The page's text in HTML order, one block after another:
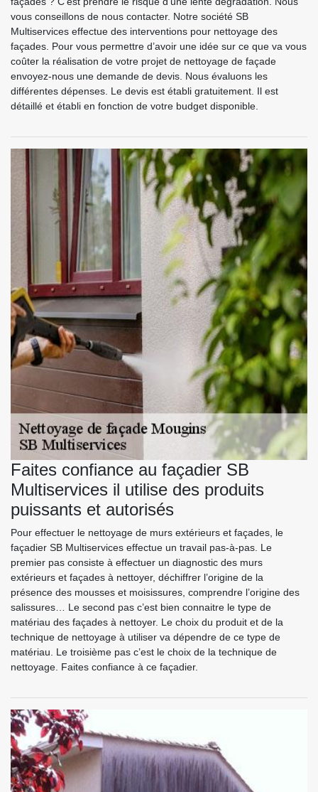
vous conseillons de nous contacter. Notre société SB
Multiservices effectue des interventions pour nettoyage des
façades. Pour vous permettre d’avoir une idée sur ce que va vous
coûter la réalisation de votre projet de nettoyage de façade
envoyez-nous une demande de devis. Nous évaluons les
différentes dépenses. Le devis est établi gratuitement. Il est
détaillé et établi en fonction de votre budget disponible.
Faites confiance au façadier SB
Multiservices il utilise des produits
puissants et autorisés
Pour effectuer le nettoyage de murs extérieurs et façades, le
façadier SB Multiservices effectue un travail pas-à-pas. Le
premier pas consiste à effectuer un diagnostic des murs
extérieurs et façades à nettoyer, déchiffrer l’origine de la
présence des mousses et moisissures, comprendre l’origine des
salissures… Le second pas c’est bien connaitre le type de
matériau des façades à nettoyer. Le choix du produit et de la
technique de nettoyage à utiliser va dépendre de ce type de
matériau. Le troisième pas c’est le choix de la technique de
nettoyage. Faites confiance à ce façadier.